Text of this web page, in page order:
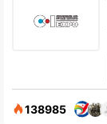
138985